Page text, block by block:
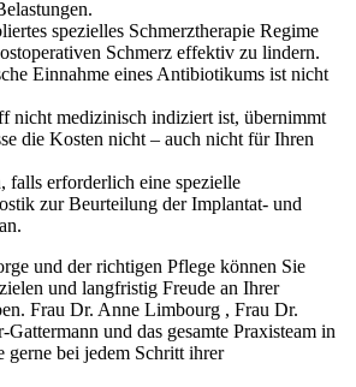
spezielles Schmerztherapie Regime
Schmerz effektiv zu lindern.
Einnahme eines Antibiotikums ist nicht
nicht medizinisch indiziert ist, übernimmt
die Kosten nicht – auch nicht für Ihren
falls erforderlich eine spezielle
zur Beurteilung der Implantat- und
und der richtigen Pflege können Sie
und langfristig Freude an Ihrer
Frau Dr. Anne Limbourg , Frau Dr.
und das gesamte Praxisteam in
gerne bei jedem Schritt ihrer